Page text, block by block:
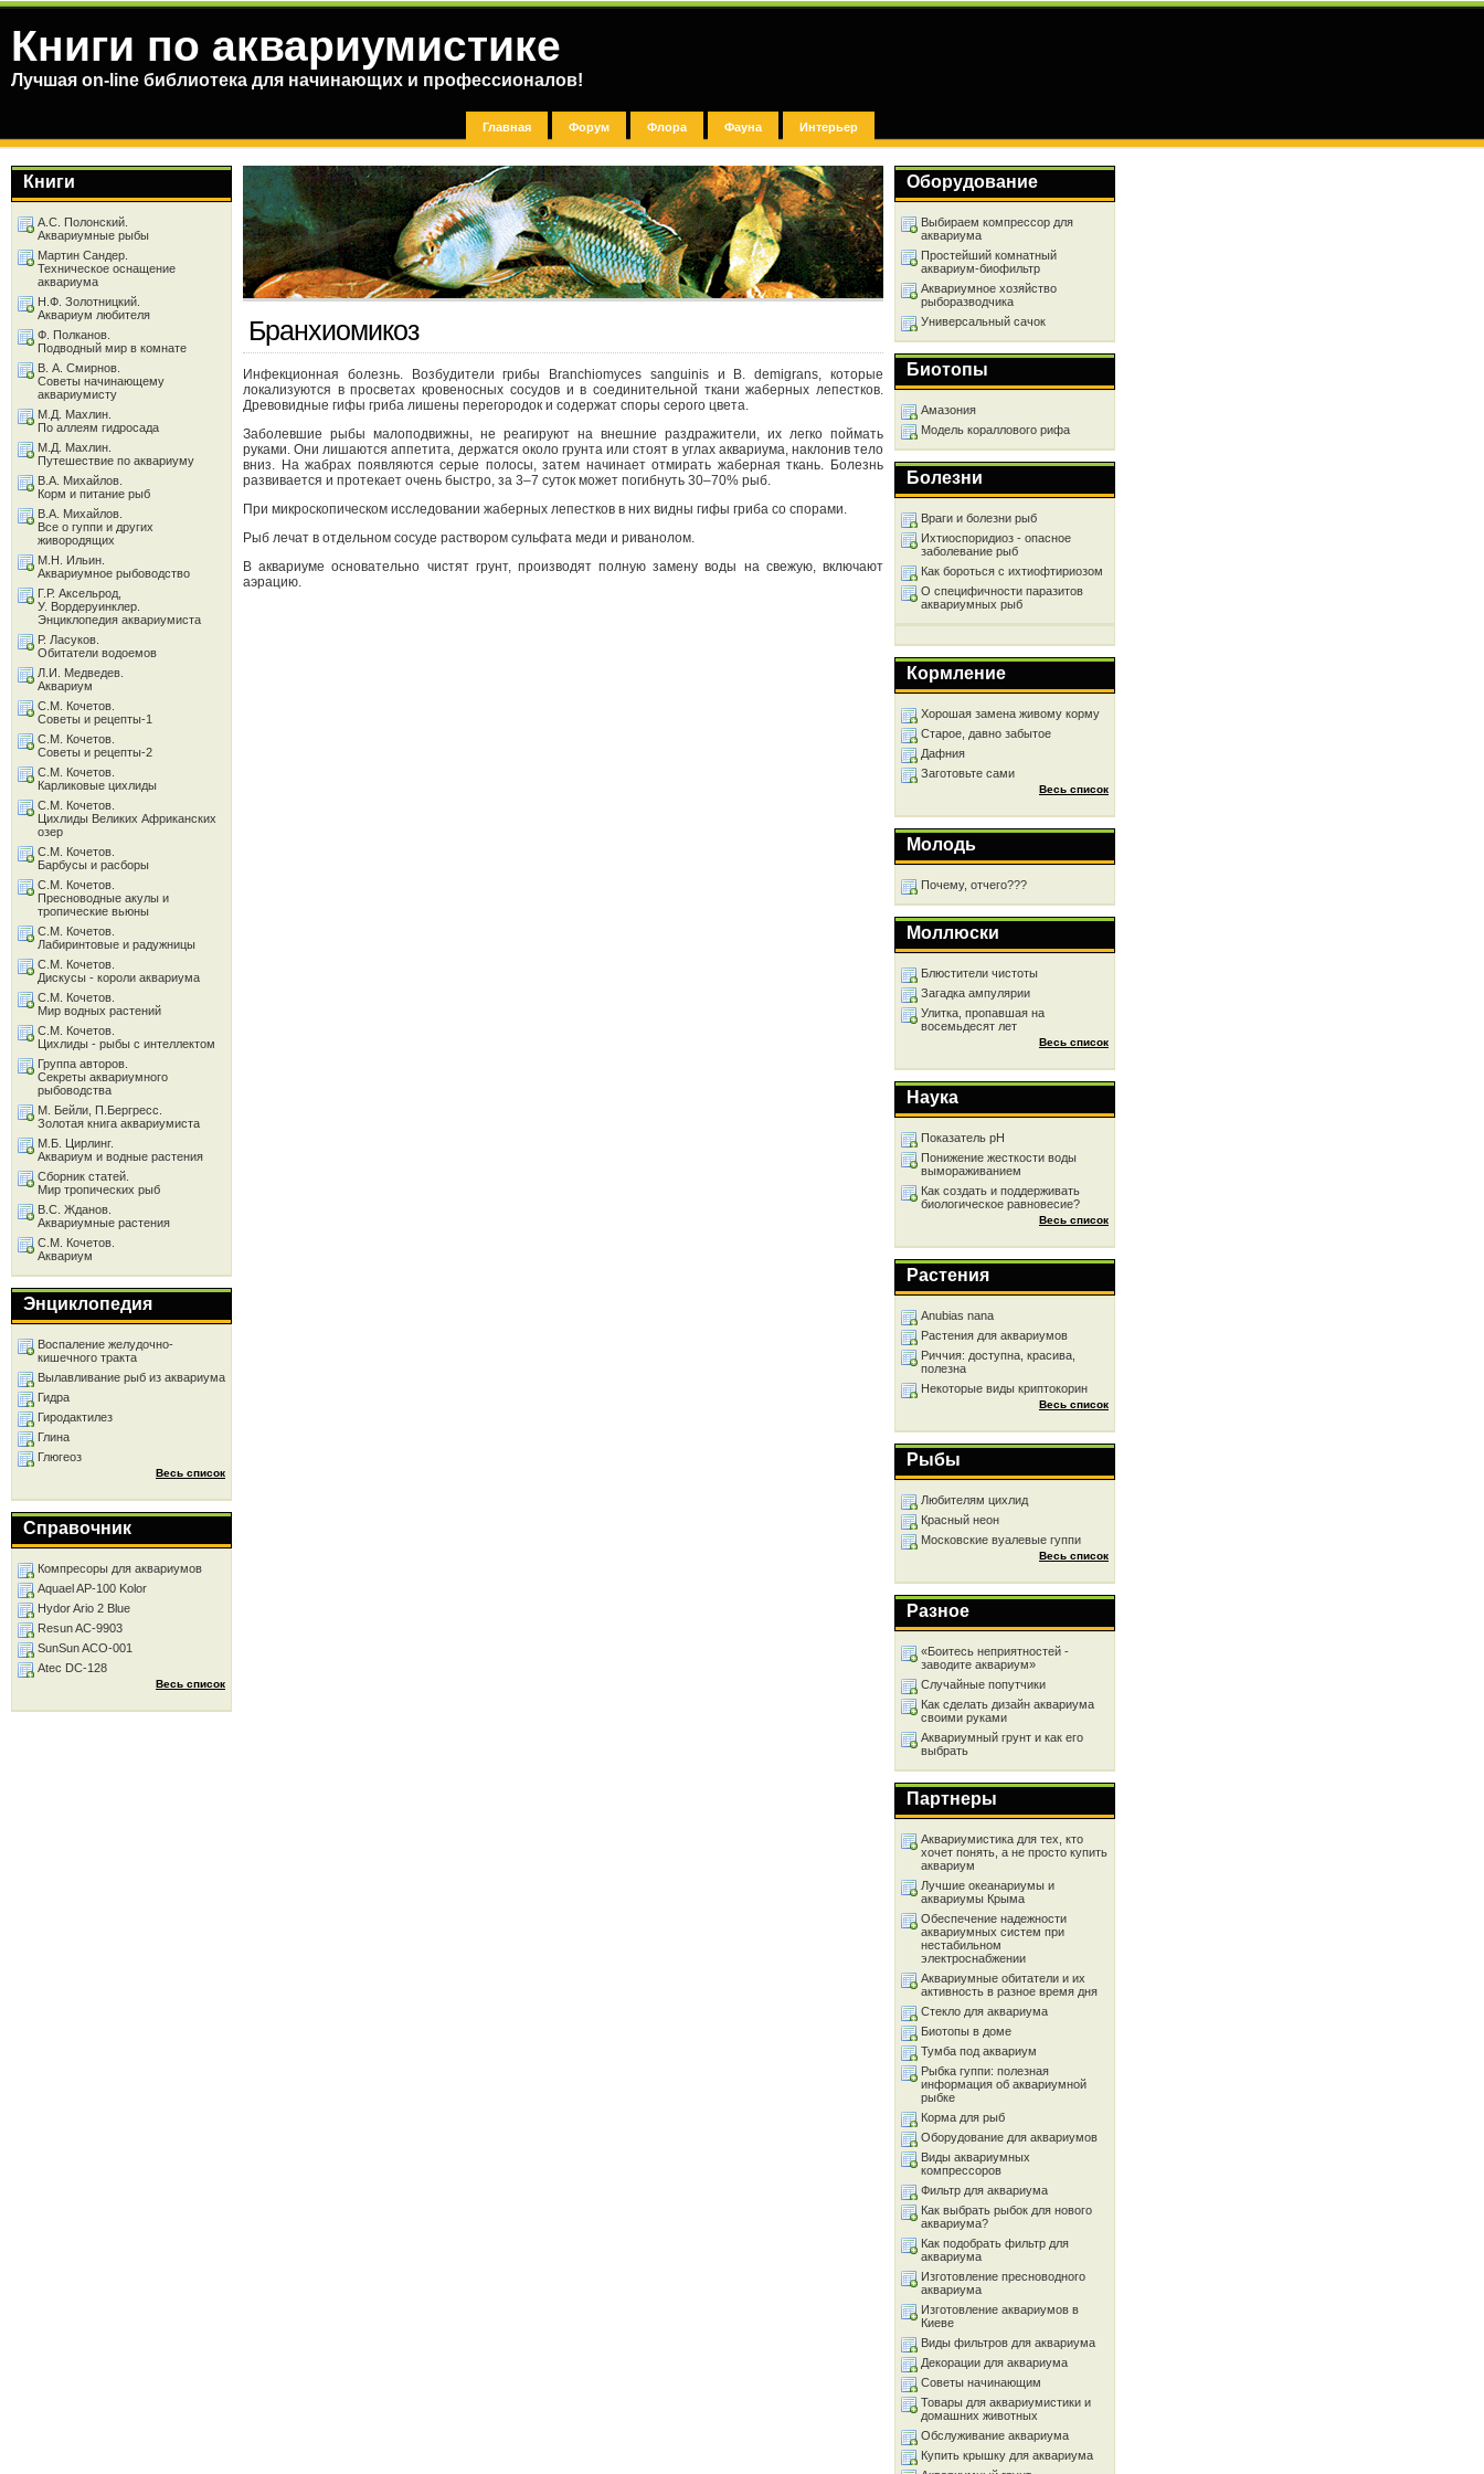
Книги по аквариумистике
Лучшая on-line библиотека для начинающих и профессионалов!
Главная Форум Флора Фауна Интерьер
Бранхиомикоз
Инфекционная болезнь. Возбудители грибы Branchiomyces sanguinis и B. demigrans, которые
локализуются в просветах кровеносных сосудов и в соединительной ткани жаберных лепестков.
Древовидные гифы гриба лишены перегородок и содержат споры серого цвета.
Заболевшие рыбы малоподвижны, не реагируют на внешние раздражители, их легко поймать
руками. Они лишаются аппетита, держатся около грунта или стоят в углах аквариума, наклонив тело
вниз. На жабрах появляются серые полосы, затем начинает отмирать жаберная ткань. Болезнь
развивается и протекает очень быстро, за 3–7 суток может погибнуть 30–70% рыб.
При микроскопическом исследовании жаберных лепестков в них видны гифы гриба со спорами.
Рыб лечат в отдельном сосуде раствором сульфата меди и риванолом.
В аквариуме основательно чистят грунт, производят полную замену воды на свежую, включают
аэрацию.
Оборудование
Выбираем компрессор для
аквариума
Простейший комнатный
аквариум-биофильтр
Аквариумное хозяйство
рыборазводчика
Универсальный сачок
Биотопы
Амазония
Модель кораллового рифа
Болезни
Враги и болезни рыб
Ихтиоспоридиоз - опасное
заболевание рыб
Как бороться с ихтиофтириозом
О специфичности паразитов
аквариумных рыб
Кормление
Хорошая замена живому корму
Старое, давно забытое
Дафния
Заготовьте сами
Весь список
Молодь
Почему, отчего???
Моллюски
Блюстители чистоты
Загадка ампулярии
Улитка, пропавшая на
восемьдесят лет
Весь список
Наука
Показатель рН
Понижение жесткоcти воды
вымораживанием
Как создать и поддерживать
биологическое равновесие?
Весь список
Растения
Anubias nana
Растения для аквариумов
Риччия: доступна, красива,
полезна
Некоторые виды криптокорин
Весь список
Рыбы
Любителям цихлид
Красный неон
Московские вуалевые гуппи
Весь список
Разное
«Боитесь неприятностей -
заводите аквариум»
Случайные попутчики
Как сделать дизайн аквариума
своими руками
Аквариумный грунт и как его
выбрать
Партнеры
Аквариумистика для тех, кто
хочет понять, а не просто купить
аквариум
Лучшие океанариумы и
аквариумы Крыма
Обеспечение надежности
аквариумных систем при
нестабильном
электроснабжении
Аквариумные обитатели и их
активность в разное время дня
Стекло для аквариума
Биотопы в доме
Тумба под аквариум
Рыбка гуппи: полезная
информация об аквариумной
рыбке
Корма для рыб
Оборудование для аквариумов
Виды аквариумных
компрессоров
Фильтр для аквариума
Как выбрать рыбок для нового
аквариума?
Как подобрать фильтр для
аквариума
Изготовление пресноводного
аквариума
Изготовление аквариумов в
Киеве
Виды фильтров для аквариума
Декорации для аквариума
Советы начинающим
Товары для аквариумистики и
домашних животных
Обслуживание аквариума
Купить крышку для аквариума
Книги
А.С. Полонский.
Аквариумные рыбы
Мартин Сандер.
Техническое оснащение
аквариума
Н.Ф. Золотницкий.
Аквариум любителя
Ф. Полканов.
Подводный мир в комнате
В. А. Смирнов.
Советы начинающему
аквариумисту
М.Д. Махлин.
По аллеям гидросада
М.Д. Махлин.
Путешествие по аквариуму
В.А. Михайлов.
Корм и питание рыб
В.А. Михайлов.
Все о гуппи и других
живородящих
М.Н. Ильин.
Аквариумное рыбоводство
Г.Р. Аксельрод,
У. Вордеруинклер.
Энциклопедия аквариумиста
Р. Ласуков.
Обитатели водоемов
Л.И. Медведев.
Аквариум
С.М. Кочетов.
Советы и рецепты-1
С.М. Кочетов.
Советы и рецепты-2
С.М. Кочетов.
Карликовые цихлиды
С.М. Кочетов.
Цихлиды Великих Африканских
озер
С.М. Кочетов.
Барбусы и расборы
С.М. Кочетов.
Пресноводные акулы и
тропические вьюны
С.М. Кочетов.
Лабиринтовые и радужницы
С.М. Кочетов.
Дискусы - короли аквариума
С.М. Кочетов.
Мир водных растений
С.М. Кочетов.
Цихлиды - рыбы с интеллектом
Группа авторов.
Секреты аквариумного
рыбоводства
М. Бейли, П.Бергресс.
Золотая книга аквариумиста
М.Б. Цирлинг.
Аквариум и водные растения
Сборник статей.
Мир тропических рыб
В.С. Жданов.
Аквариумные растения
С.М. Кочетов.
Аквариум
Энциклопедия
Воспаление желудочно-
кишечного тракта
Вылавливание рыб из аквариума
Гидра
Гиродактилез
Глина
Глюгеоз
Весь список
Справочник
Компресоры для аквариумов
Aquael AP-100 Kolor
Hydor Ario 2 Blue
Resun AC-9903
SunSun ACO-001
Atec DC-128
Весь список